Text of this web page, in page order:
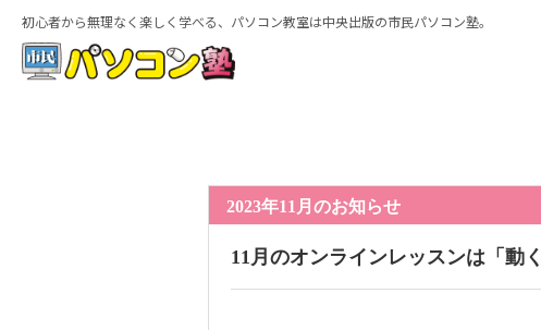
初心者から無理なく楽しく学べる、パソコン教室は中央出版の市民パソコン塾。
ホーム
2023年11月のお知らせ
11月のオンラインレッスンは「動